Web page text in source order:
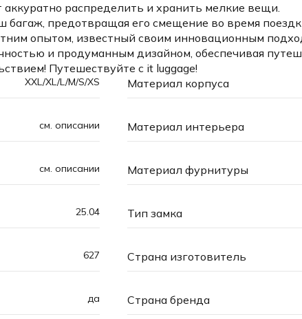
аккуратно распределить и хранить мелкие вещи.
предотвращая его смещение во время
опытом, известный своим инновационным
и продуманным дизайном, обеспечивая
Путешествуйте с it luggage!
XXL/XL/L/M/S/XS
cм. описании
cм. описании
25.04
627
да
Материал корпуса
Материал интерьера
Материал фурнитуры
Тип замка
Страна изготовитель
Страна бренда